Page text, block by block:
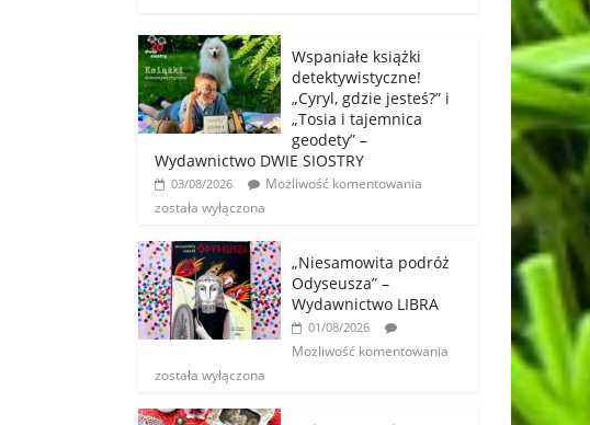
Wspaniałe książki
detektywistyczne!
„Cyryl, gdzie jesteś?” i
„Tosia i tajemnica
geodety” –
Wydawnictwo DWIE SIOSTRY
03/08/2026
Możliwość komentowania
została wyłączona
„Niesamowita podróż
Odyseusza” –
Wydawnictwo LIBRA
01/08/2026
Możliwość komentowania
została wyłączona